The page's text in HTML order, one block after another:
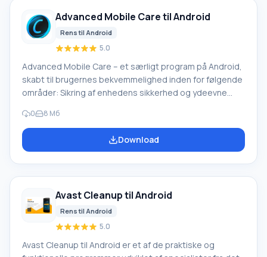
Advanced Mobile Care til Android
Rens til Android
5.0
Advanced Mobile Care – et særligt program på Android,
skabt til brugernes bekvemmelighed inden for følgende
områder: Sikring af enhedens sikkerhed og ydeevne
arbejdet med et kraftfuldt antivirusprogram Skanning af
alle nødvendige filer med ét klik Mulighed for at rense
hukommelse, cache og slette unødvendige filer
0 8 Мб
Download
Avast Cleanup til Android
Rens til Android
5.0
Avast Cleanup til Android er et af de praktiske og